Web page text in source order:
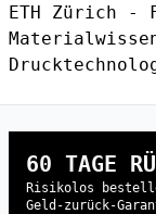
ETH Zürich -
60 TAGE
Risikolos
Geld-zurück-